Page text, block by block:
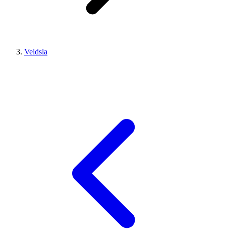
Veldsla